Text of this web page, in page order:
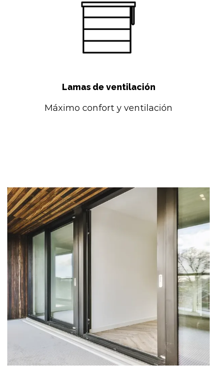
Lamas de ventilación
Máximo confort y ventilación